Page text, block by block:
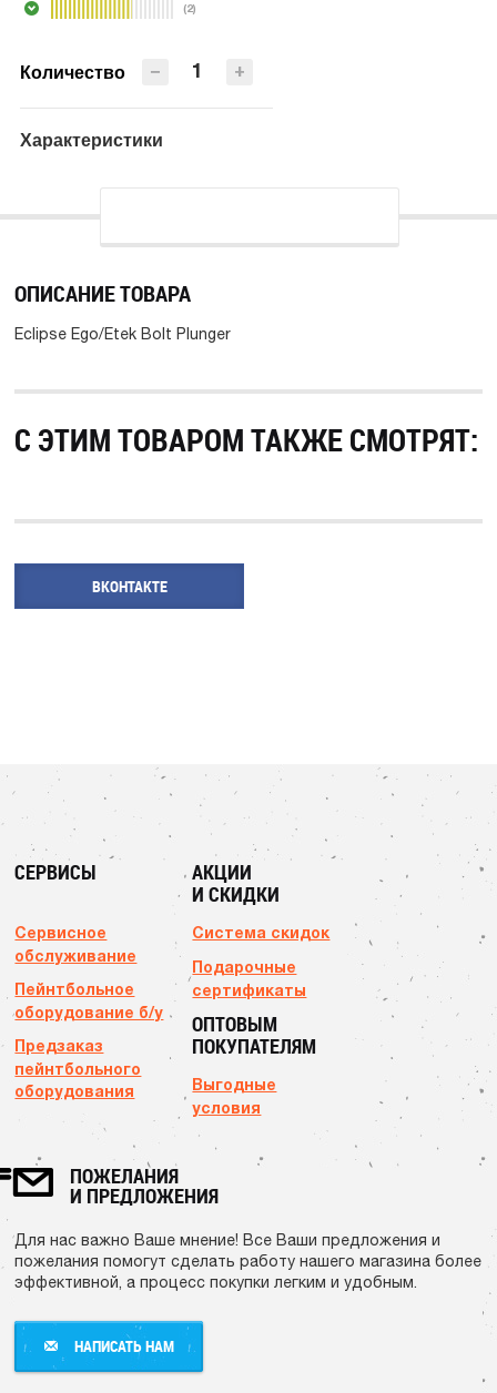
(2)
Количество +
−
Характеристики
ОПИСАНИЕ ТОВАРА
Eclipse Ego/Etek Bolt Plunger
С ЭТИМ ТОВАРОМ ТАКЖЕ СМОТРЯТ:
ВКОНТАКТЕ
СЕРВИСЫ
Сервисное
обслуживание
Пейнтбольное
оборудование б/у
Предзаказ
пейнтбольного
оборудования
АКЦИИ
И СКИДКИ
Система скидок
Подарочные
сертификаты
ОПТОВЫМ
ПОКУПАТЕЛЯМ
Выгодные
условия
ПОЖЕЛАНИЯ
И ПРЕДЛОЖЕНИЯ
Для нас важно Ваше мнение! Все Ваши предложения и
пожелания помогут сделать работу нашего магазина более
эффективной, а процесс покупки легким и удобным.
НАПИСАТЬ НАМ